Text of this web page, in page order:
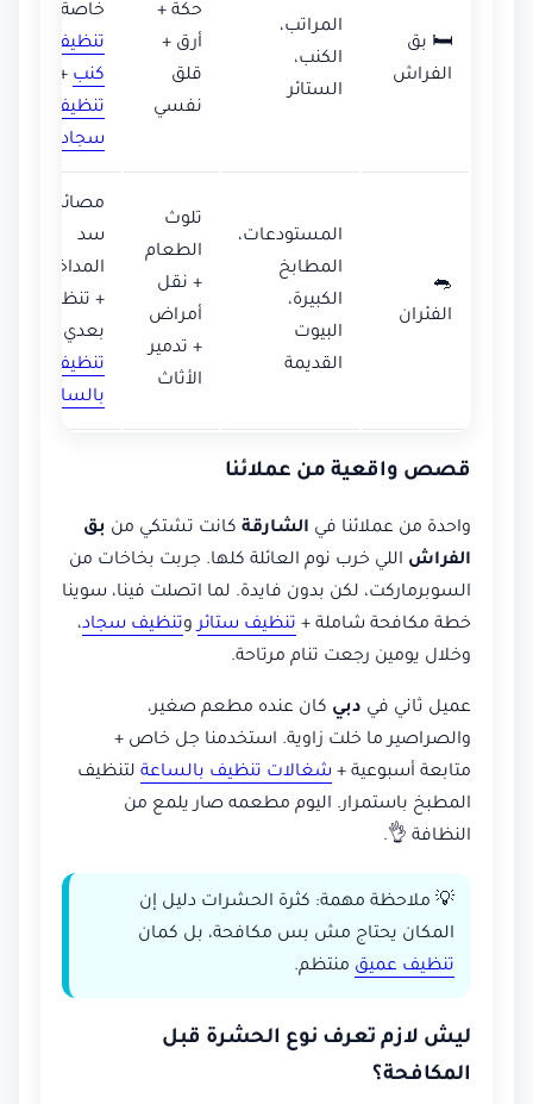
🛏️ بق
الفراش
المراتب،
الكنب،
الستائر
حكة +
أرق +
قلق
نفسي
خاصة +
تنظيف
كنب +
تنظيف
سجاد
🐀
الفئران
المستودعات،
المطابخ
الكبيرة،
البيوت
القديمة
تلوث
الطعام
+ نقل
أمراض
+ تدمير
الأثاث
مصائد +
سد
المداخل
+ تنظيف
بعدي مع
تنظيف
بالساعة
قصص واقعية من عملائنا
واحدة من عملائنا في الشارقة كانت تشتكي من بق
الفراش اللي خرب نوم العائلة كلها. جربت بخاخات من
السوبرماركت، لكن بدون فايدة. لما اتصلت فينا، سوينا
خطة مكافحة شاملة + تنظيف ستائروتنظيف سجاد،
وخلال يومين رجعت تنام مرتاحة.
عميل ثاني في دبي كان عنده مطعم صغير،
والصراصير ما خلت زاوية. استخدمنا جل خاص +
متابعة أسبوعية + شغالات تنظيف بالساعة لتنظيف
المطبخ باستمرار. اليوم مطعمه صار يلمع من
النظافة 👌.
💡 ملاحظة مهمة: كثرة الحشرات دليل إن
المكان يحتاج مش بس مكافحة، بل كمان
تنظيف عميق منتظم.
ليش لازم تعرف نوع الحشرة قبل
المكافحة؟